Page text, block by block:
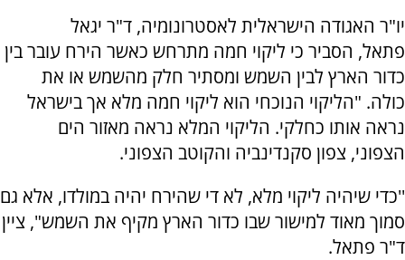
יו"ר האגודה הישראלית לאסטרונומיה, ד"ר יגאל
פתאל, הסביר כי ליקוי חמה מתרחש כאשר הירח עובר בין
כדור הארץ לבין השמש ומסתיר חלק מהשמש או את
כולה. "הליקוי הנוכחי הוא ליקוי חמה מלא אך בישראל
נראה אותו כחלקי. הליקוי המלא נראה מאזור הים
הצפוני, צפון סקנדינביה והקוטב הצפוני.
''כדי שיהיה ליקוי מלא, לא די שהירח יהיה במולדו, אלא גם
סמוך מאוד למישור שבו כדור הארץ מקיף את השמש", ציין
ד"ר פתאל.